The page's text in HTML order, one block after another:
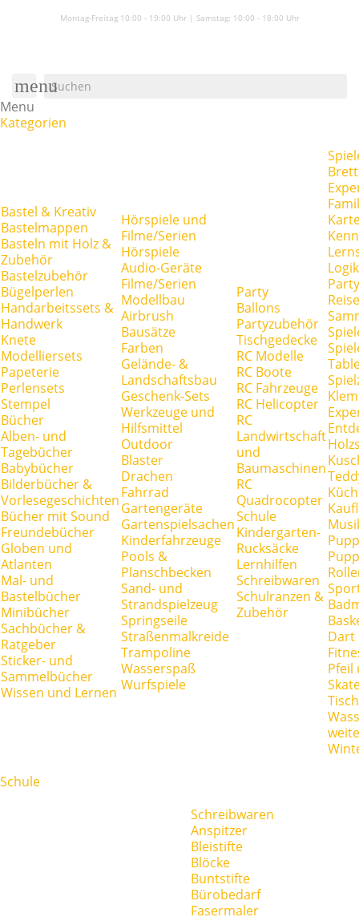
Montag-Freitag 10:00 - 19:00 Uhr | Samstag: 10:00 - 18:00 Uhr
menu
Menu
Kategorien
Bastel & Kreativ
Bastelmappen
Basteln mit Holz &
Zubehör
Bastelzubehör
Bügelperlen
Handarbeitssets &
Handwerk
Knete
Modelliersets
Papeterie
Perlensets
Stempel
Bücher
Alben- und
Tagebücher
Babybücher
Bilderbücher &
Vorlesegeschichten
Bücher mit Sound
Freundebücher
Globen und
Atlanten
Mal- und
Bastelbücher
Minibücher
Sachbücher &
Ratgeber
Sticker- und
Sammelbücher
Wissen und Lernen
Hörspiele und
Filme/Serien
Hörspiele
Audio-Geräte
Filme/Serien
Modellbau
Airbrush
Bausätze
Farben
Gelände- &
Landschaftsbau
Geschenk-Sets
Werkzeuge und
Hilfsmittel
Outdoor
Blaster
Drachen
Fahrrad
Gartengeräte
Gartenspielsachen
Kinderfahrzeuge
Pools &
Planschbecken
Sand- und
Strandspielzeug
Springseile
Straßenmalkreide
Trampoline
Wasserspaß
Wurfspiele
Party
Ballons
Partyzubehör
Tischgedecke
RC Modelle
RC Boote
RC Fahrzeuge
RC Helicopter
RC
Landwirtschaft
und
Baumaschinen
RC
Quadrocopter
Schule
Kindergarten-
Rucksäcke
Lernhilfen
Schreibwaren
Schulranzen &
Zubehör
Dart
Pfeil
Schule
Schreibwaren
Anspitzer
Bleistifte
Blöcke
Buntstifte
Bürobedarf
Fasermaler